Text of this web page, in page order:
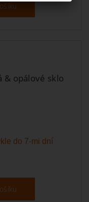
& opálové sklo
do 7-mi dní